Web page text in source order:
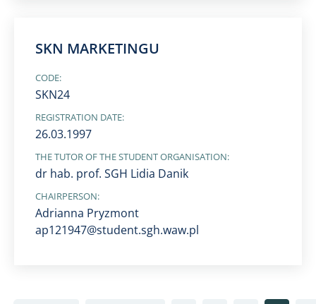
SKN MARKETINGU
CODE:
SKN24
REGISTRATION DATE:
26.03.1997
THE TUTOR OF THE STUDENT ORGANISATION:
dr hab. prof. SGH Lidia Danik
CHAIRPERSON:
Adrianna Pryzmont
ap121947@student.sgh.waw.pl